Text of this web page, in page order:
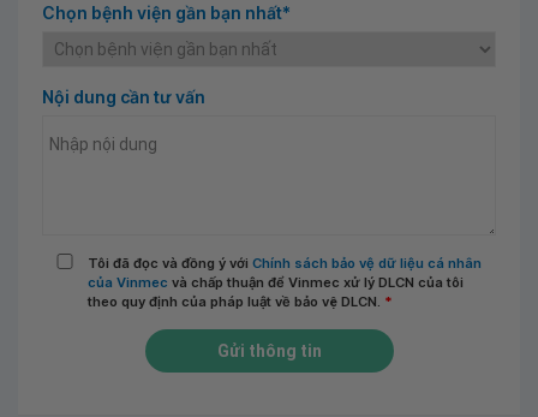
Chọn bệnh viện gần bạn nhất*
Nội dung cần tư vấn
Tôi đã đọc và đồng ý với Chính sách bảo vệ dữ liệu cá nhân
của Vinmec và chấp thuận để Vinmec xử lý DLCN của tôi
theo quy định của pháp luật về bảo vệ DLCN. *
Gửi thông tin